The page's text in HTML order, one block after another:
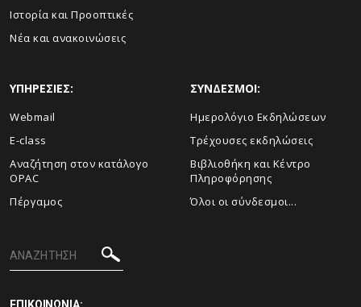
Ιστορία και Προοπτικές
Νέα και ανακοινώσεις
ΥΠΗΡΕΣΙΕΣ:
Webmail
E-class
Αναζήτηση στον κατάλογο
OPAC
Πέργαμος
ΣΥΝΔΕΣΜΟΙ:
Ημερολόγιο Εκδηλώσεων
Τρέχουσες εκδηλώσεις
Βιβλιοθήκη και Κέντρο
Πληροφόρησης
Όλοι οι σύνδεσμοι...